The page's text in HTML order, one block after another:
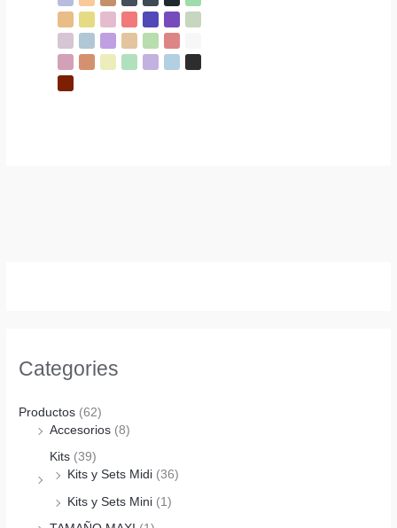
Categories
Productos (62)
Accesorios (8)
Kits (39)
Kits y Sets Midi (36)
Kits y Sets Mini (1)